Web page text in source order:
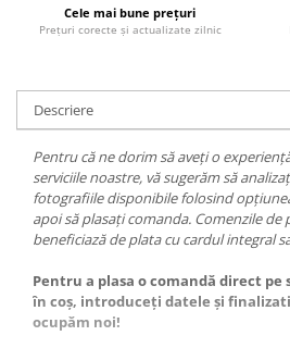
Cele mai bune prețuri
Prețuri corecte și actualizate zilnic
Descriere
Pentru că ne dorim să aveți o
serviciile noastre, vă sugerăm să
fotografiile disponibile folosind
apoi să plasați comanda. Comenzile de
beneficiază de plata cu cardul integral
Pentru a plasa o comandă direct
în coș, introduceți datele și
ocupăm noi!